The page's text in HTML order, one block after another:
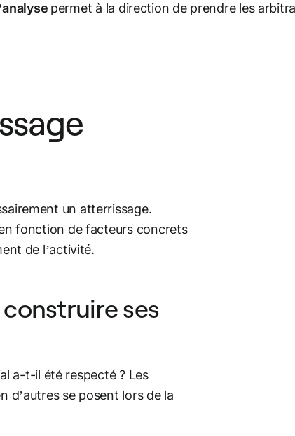
permet à la direction de prendre les
un atterrissage.
fonction de facteurs concrets
de l’activité.
ses
a-t-il été respecté ? Les
d’autres se posent lors de la